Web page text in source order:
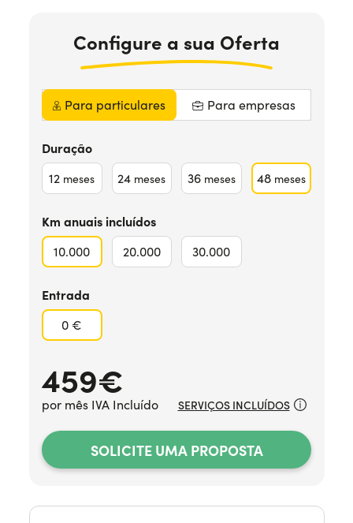
Configure a sua Oferta
Para particulares Para empresas
Duração
12 meses 24 meses 36 meses 48 meses
Km anuais incluídos
10.000 20.000 30.000
Entrada
0 €
459€
por mês IVA Incluído
SOLICITE UMA PROPOSTA
SERVIÇOS INCLUÍDOS